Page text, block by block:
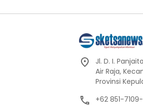
Jl. D. I.
Air Raja,
Provinsi
+62 851-